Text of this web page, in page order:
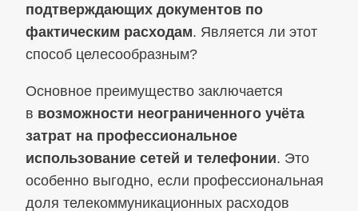
подтверждающих документов по
фактическим расходам. Является ли этот
способ целесообразным?
Основное преимущество заключается
в возможности неограниченного учёта
затрат на профессиональное
использование сетей и телефонии. Это
особенно выгодно, если профессиональная
доля телекоммуникационных расходов